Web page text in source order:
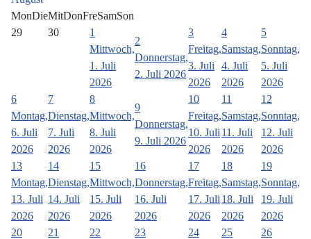
MonDieMitDonFreSamSon
29
30
1
Mittwoch,
1. Juli
2026
2
Donnerstag,
2. Juli 2026
3
Freitag,
3. Juli
2026
4
Samstag,
4. Juli
2026
5
Sonntag,
5. Juli
2026
6
Montag,
6. Juli
2026
7
Dienstag,
7. Juli
2026
8
Mittwoch,
8. Juli
2026
9
Donnerstag,
9. Juli 2026
10
Freitag,
10. Juli
2026
11
Samstag,
11. Juli
2026
12
Sonntag,
12. Juli
2026
13
Montag,
13. Juli
2026
14
Dienstag,
14. Juli
2026
15
Mittwoch,
15. Juli
2026
16
Donnerstag,
16. Juli
2026
17
Freitag,
17. Juli
2026
18
Samstag,
18. Juli
2026
19
Sonntag,
19. Juli
2026
20
21
22
23
24
25
26